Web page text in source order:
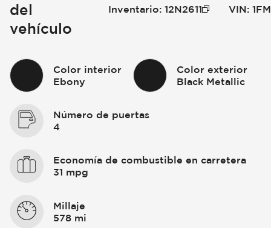
del
vehículo
Inventario: 12N2611 VIN:
Color interior
Ebony
Color exterior
Black Metallic
Número de puertas
4
Economía de combustible en carretera
31 mpg
Millaje
578 mi